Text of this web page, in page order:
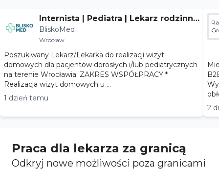
Internista | Pediatra | Lekarz rodzinny
- Wrocław
BliskoMed
Wrocław
Poszukiwany Lekarz/Lekarka do realizacji wizyt
domowych dla pacjentów dorosłych i/lub pediatrycznych
na terenie Wrocławia. ZAKRES WSPÓŁPRACY *
Realizacja wizyt domowych u ...
1 dzień temu
B2B Wymiar współpracy:
2
Praca dla lekarza za granicą
Odkryj nowe możliwości poza granicami